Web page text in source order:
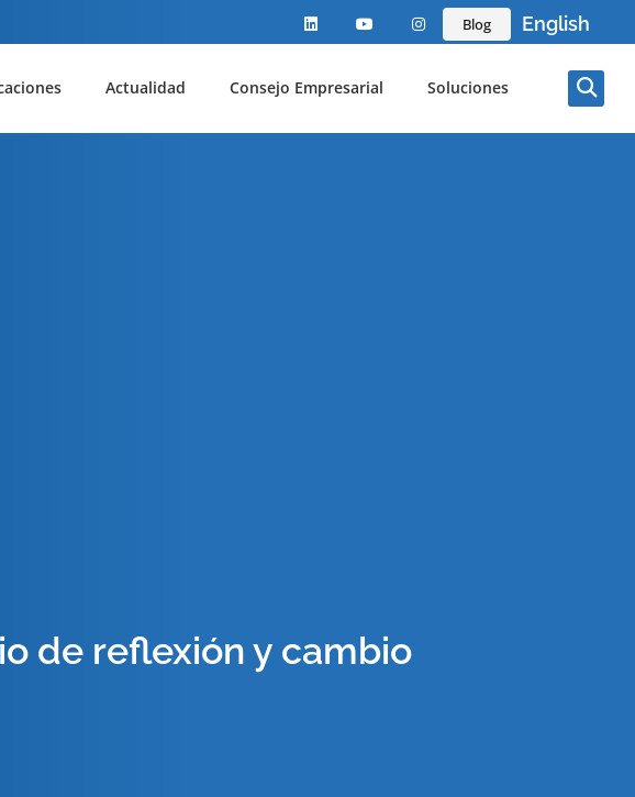
Blog English
Actualidad Consejo Empresarial Soluciones
de reflexión y cambio